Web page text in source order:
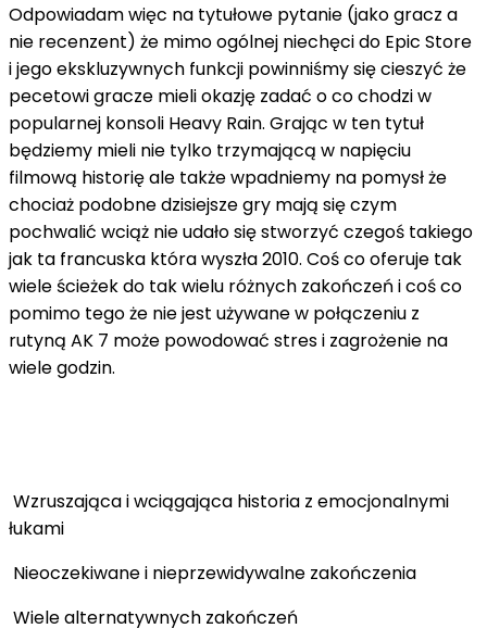
Odpowiadam więc na tytułowe pytanie (jako gracz a
nie recenzent) że mimo ogólnej niechęci do Epic Store
i jego ekskluzywnych funkcji powinniśmy się cieszyć że
pecetowi gracze mieli okazję zadać o co chodzi w
popularnej konsoli Heavy Rain. Grając w ten tytuł
będziemy mieli nie tylko trzymającą w napięciu
filmową historię ale także wpadniemy na pomysł że
chociaż podobne dzisiejsze gry mają się czym
pochwalić wciąż nie udało się stworzyć czegoś takiego
jak ta francuska która wyszła 2010. Coś co oferuje tak
wiele ścieżek do tak wielu różnych zakończeń i coś co
pomimo tego że nie jest używane w połączeniu z
rutyną AK 7 może powodować stres i zagrożenie na
wiele godzin.
Wzruszająca i wciągająca historia z emocjonalnymi
łukami
Nieoczekiwane i nieprzewidywalne zakończenia
Wiele alternatywnych zakończeń